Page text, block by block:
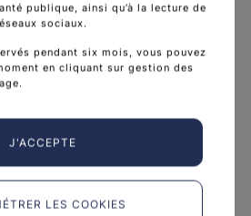
d’une chaire
et recherche
cliniques en cancérologie
complexe avec le
thérapies. Pour
publique, ainsi qu’à la lecture de
sociaux.
pendant six mois, vous pouvez
en cliquant sur gestion des
J'ACCEPTE
LES COOKIES